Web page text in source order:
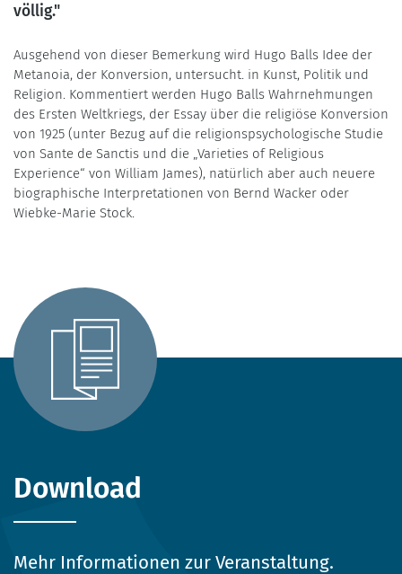
völlig."
Ausgehend von dieser Bemerkung wird Hugo Balls Idee der
Metanoia, der Konversion, untersucht. in Kunst, Politik und
Religion. Kommentiert werden Hugo Balls Wahrnehmungen
des Ersten Weltkriegs, der Essay über die religiöse Konversion
von 1925 (unter Bezug auf die religionspsychologische Studie
von Sante de Sanctis und die „Varieties of Religious
Experience“ von William James), natürlich aber auch neuere
biographische Interpretationen von Bernd Wacker oder
Wiebke-Marie Stock.
Download
Mehr Informationen zur Veranstaltung.